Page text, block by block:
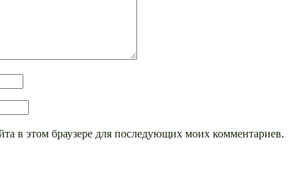
в этом браузере для последующих моих комментариев.